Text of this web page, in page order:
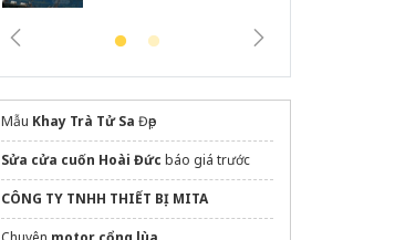
Mẫu Khay Trà Tử Sa Đẹp
Sửa cửa cuốn Hoài Đức báo giá trước
CÔNG TY TNHH THIẾT BỊ MITA